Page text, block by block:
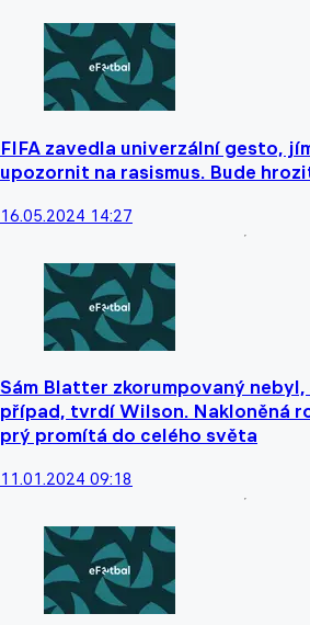
FIFA zavedla univerzální gesto,
upozornit na rasismus. Bude
16.05.2024 14:27
Sám Blatter zkorumpovaný
případ, tvrdí Wilson. Nakloněná
prý promítá do celého světa
11.01.2024 09:18